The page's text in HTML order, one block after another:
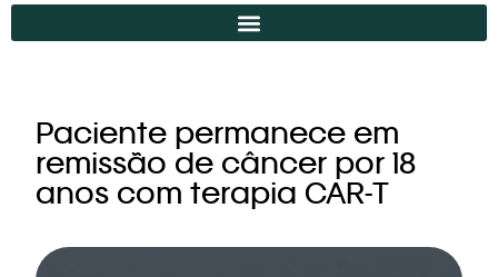
Paciente permanece em
remissão de câncer por 18
anos com terapia CAR-T